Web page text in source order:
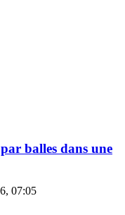
balles dans une
07:05